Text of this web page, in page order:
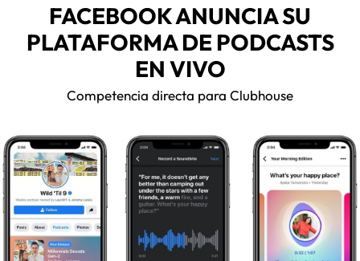
FACEBOOK ANUNCIA SU
PLATAFORMA DE PODCASTS
EN VIVO
Competencia directa para Clubhouse